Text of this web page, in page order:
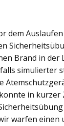
dem
Brand in der
simulierter
in
warfen einen